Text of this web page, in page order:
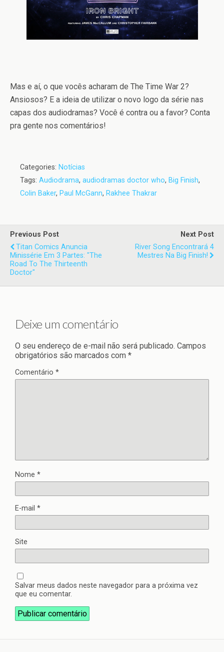
Mas e aí, o que vocês acharam de The Time War 2?
Ansiosos? E a ideia de utilizar o novo logo da série nas
capas dos audiodramas? Você é contra ou a favor? Conta
pra gente nos comentários!
Categories: Notícias
Tags: Audiodrama, audiodramas doctor who, Big Finish,
Colin Baker, Paul McGann, Rakhee Thakrar
Previous Post
Titan Comics Anuncia
Minissérie Em 3 Partes: "The
Road To The Thirteenth
Doctor"
Next Post
River Song Encontrará 4
Mestres Na Big Finish!
Deixe um comentário
O seu endereço de e-mail não será publicado. Campos
obrigatórios são marcados com *
Comentário *
Nome *
E-mail *
Site
Salvar meus dados neste navegador para a próxima vez
que eu comentar.